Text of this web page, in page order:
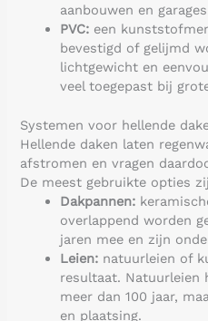
aanbouwen en
PVC: een
bevestigd of gelijmd
lichtgewicht en
veel toegepast bij
Systemen voor hellende
Hellende daken laten
afstromen en vragen
De meest gebruikte opties
Dakpannen:
overlappend worden
jaren mee en zijn
Leien: natuurleien of
resultaat. Natuurleien
meer dan 100 jaar,
en plaatsing.